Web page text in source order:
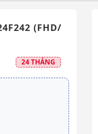
(FHD/
24 THÁNG